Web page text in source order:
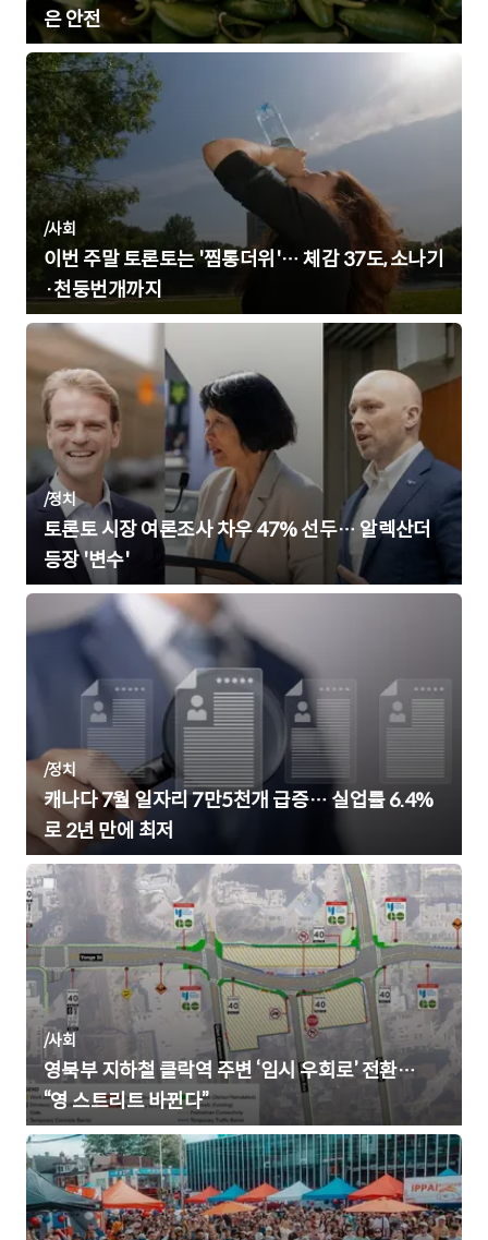
은 안전
/사회
이번 주말 토론토는 '찜통더위'… 체감 37도, 소나기
·천둥번개까지
/정치
토론토 시장 여론조사 차우 47% 선두… 알렉산더
등장 '변수'
/정치
캐나다 7월 일자리 7만5천개 급증… 실업률 6.4%
로 2년 만에 최저
/사회
영북부 지하철 클락역 주변 ‘임시 우회로’ 전환…
“영 스트리트 바뀐다”